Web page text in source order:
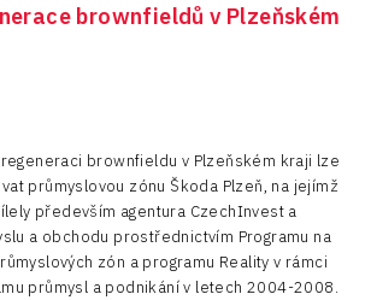
brownfieldů v Plzeňském
brownfieldu v Plzeňském kraji lze
průmyslovou zónu Škoda Plzeň, na jejímž
především agentura CzechInvest a
a obchodu prostřednictvím Programu na
zón a programu Reality v rámci
průmysl a podnikání v letech 2004-2008.